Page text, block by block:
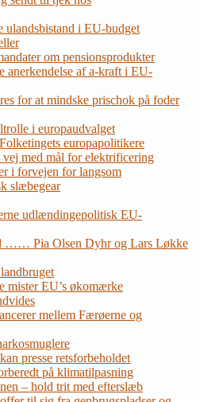
ulandsbistand i EU-budget
om pensionsprodukter
anerkendelse af a-kraft i EU-
for at mindske prischok på foder
i europaudvalget
europapolitikere
med mål for elektrificering
i forvejen for langsom
slæbegear
udlændingepolitisk EU-
…… Pia Olsen Dyhr og Lars Løkke
mister EU’s økomærke
mellem Færøerne og
presse retsforbeholdet
på klimatilpasning
– hold trit med efterslæb